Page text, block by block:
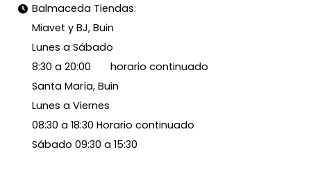
Balmaceda Tiendas:
Miavet y BJ, Buin
Lunes a Sábado
8:30 a 20:00 horario continuado
Santa María, Buin
Lunes a Viernes
08:30 a 18:30 Horario continuado
Sábado 09:30 a 15:30